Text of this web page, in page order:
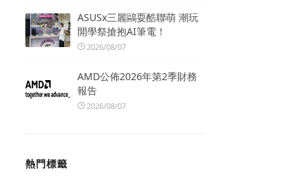
ASUSx三麗鷗耍酷聯萌 潮玩
開學祭搶抱AI筆電！
2026/08/07
AMD公佈2026年第2季財務
報告
2026/08/07
熱門標籤